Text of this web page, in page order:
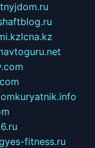
lcna.kz
avtoguru.net
kuryatnik.info
yes-fitness.ru